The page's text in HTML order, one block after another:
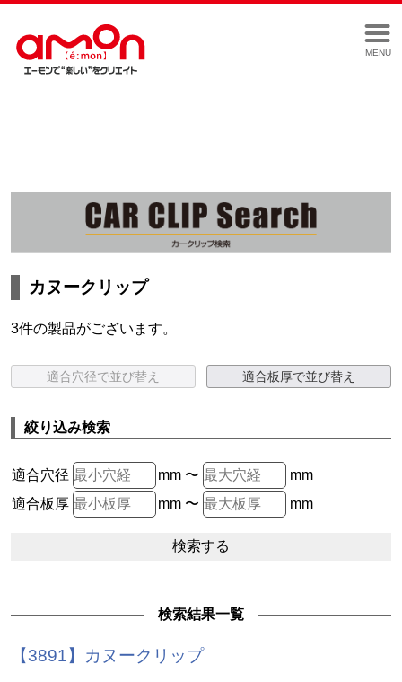
MENU
カヌークリップ
3件の製品がございます。
適合穴径で並び替え 適合板厚で並び替え
絞り込み検索
適合穴径 mm 〜
mm
適合板厚
mm 〜 mm
検索結果一覧
【3891】カヌークリップ